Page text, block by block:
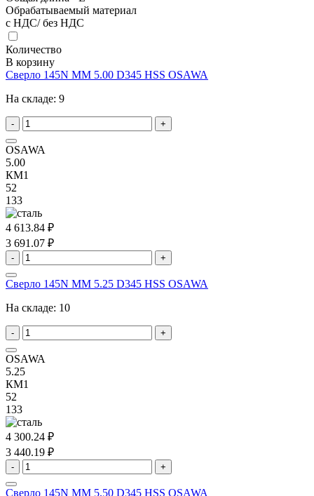
Обрабатываемый материал
с НДС/ без НДС
Количество
В корзину
Сверло 145N MM 5.00 D345 HSS OSAWA
На складе: 9
- +
OSAWA
5.00
КМ1
52
133
4 613.84 ₽
3 691.07 ₽
- +
Сверло 145N MM 5.25 D345 HSS OSAWA
На складе: 10
- +
OSAWA
5.25
КМ1
52
133
4 300.24 ₽
3 440.19 ₽
- +
Сверло 145N MM 5.50 D345 HSS OSAWA